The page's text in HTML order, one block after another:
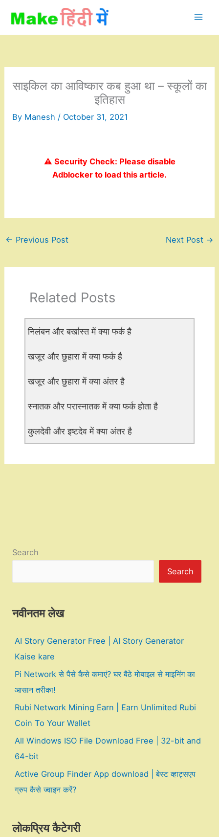
content
साइकिल का आविष्कार कब हुआ था – स्कूलों का
इतिहास
By Manesh / October 31, 2021
⚠️ Security Check: Please disable
Adblocker to load this article.
← Previous Post Next Post →
Related Posts
निलंबन और बर्खास्त में क्या फर्क है
खजूर और छुहारा में क्या फर्क है
खजूर और छुहारा में क्या अंतर है
स्नातक और परास्नातक में क्या फर्क होता है
कुलदेवी और इष्टदेव में क्या अंतर है
Search
Search
नवीनतम लेख
AI Story Generator Free | AI Story Generator
Kaise kare
Pi Network से पैसे कैसे कमाएं? घर बैठे मोबाइल से माइनिंग का
आसान तरीका!
Rubi Network Mining Earn | Earn Unlimited Rubi
Coin To Your Wallet
All Windows ISO File Download Free | 32-bit and
64-bit
Active Group Finder App download | बेस्ट व्हाट्सएप
ग्रुप कैसे ज्वाइन करें?
लोकप्रिय कैटेगरी